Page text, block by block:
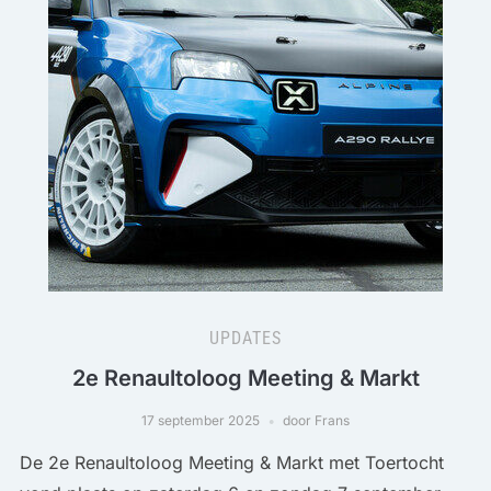
UPDATES
2e Renaultoloog Meeting & Markt
17 september 2025 door Frans
De 2e Renaultoloog Meeting & Markt met Toertocht